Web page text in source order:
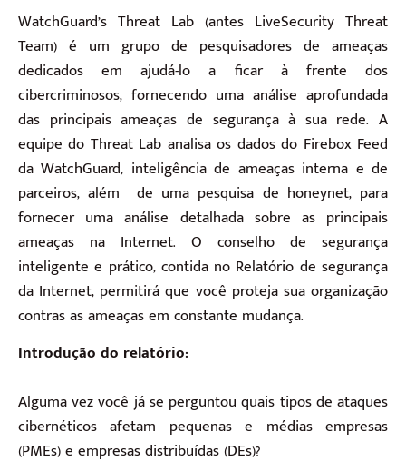
WatchGuard’s Threat Lab (antes LiveSecurity Threat
Team) é um grupo de pesquisadores de ameaças
dedicados em ajudá-lo a ficar à frente dos
cibercriminosos, fornecendo uma análise aprofundada
das principais ameaças de segurança à sua rede. A
equipe do Threat Lab analisa os dados do Firebox Feed
da WatchGuard, inteligência de ameaças interna e de
parceiros, além de uma pesquisa de honeynet, para
fornecer uma análise detalhada sobre as principais
ameaças na Internet.
O conselho de segurança
inteligente e prático, contida no Relatório de segurança
da Internet, permitirá que você proteja sua organização
contras as ameaças em constante mudança.
Introdução do relatório:
Alguma vez você já se perguntou quais tipos de ataques
cibernéticos afetam pequenas e médias empresas
(PMEs) e empresas distribuídas (DEs)?